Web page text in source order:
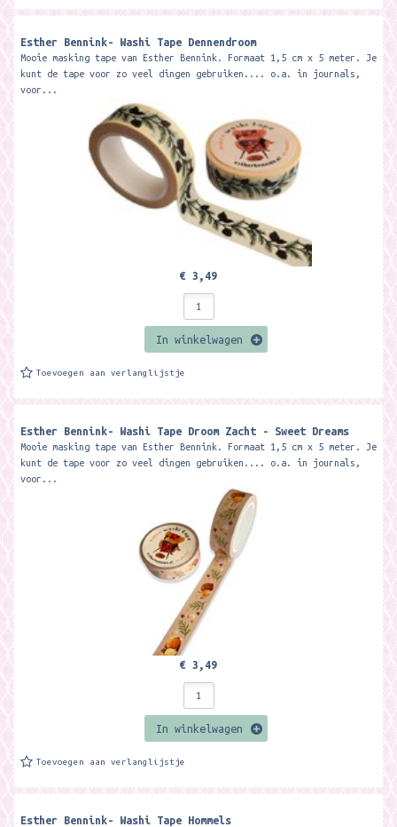
Esther Bennink- Washi Tape Dennendroom
Mooie masking tape van Esther Bennink. Formaat 1,5 cm x 5 meter. Je
kunt de tape voor zo veel dingen gebruiken.... o.a. in journals,
voor...
€ 3,49
In winkelwagen
Toevoegen aan verlanglijstje
Esther Bennink- Washi Tape Droom Zacht - Sweet Dreams
Mooie masking tape van Esther Bennink. Formaat 1,5 cm x 5 meter. Je
kunt de tape voor zo veel dingen gebruiken.... o.a. in journals,
voor...
€ 3,49
In winkelwagen
Toevoegen aan verlanglijstje
Esther Bennink- Washi Tape Hommels